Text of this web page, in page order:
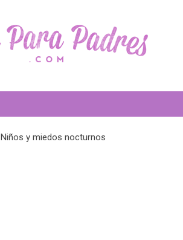
Niños y miedos nocturnos